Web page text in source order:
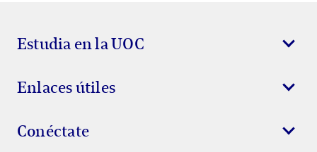
Estudia en la UOC
Enlaces útiles
Conéctate